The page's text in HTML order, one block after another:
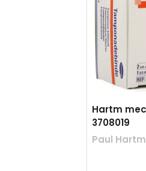
Hartm
3708019
Paul